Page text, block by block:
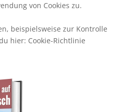
von Cookies zu.
beispielsweise zur Kontrolle
hier: Cookie-Richtlinie